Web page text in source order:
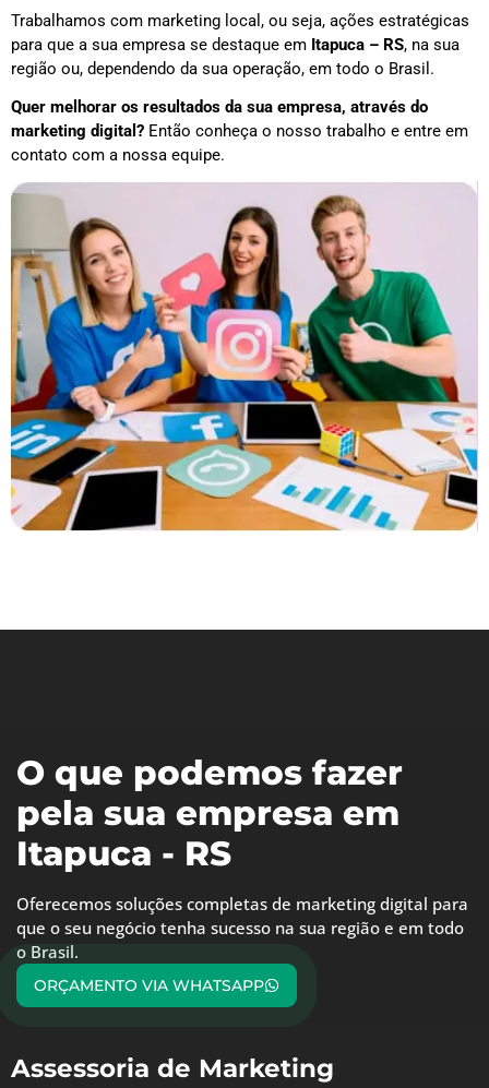
Trabalhamos com marketing local, ou seja, ações estratégicas
para que a sua empresa se destaque em Itapuca – RS, na sua
região ou, dependendo da sua operação, em todo o Brasil.
Quer melhorar os resultados da sua empresa, através do
marketing digital? Então conheça o nosso trabalho e entre em
contato com a nossa equipe.
O que podemos fazer
pela sua empresa em
Itapuca - RS
Oferecemos soluções completas de marketing digital para
que o seu negócio tenha sucesso na sua região e em todo
o Brasil.
ORÇAMENTO VIA WHATSAPP
Assessoria de Marketing